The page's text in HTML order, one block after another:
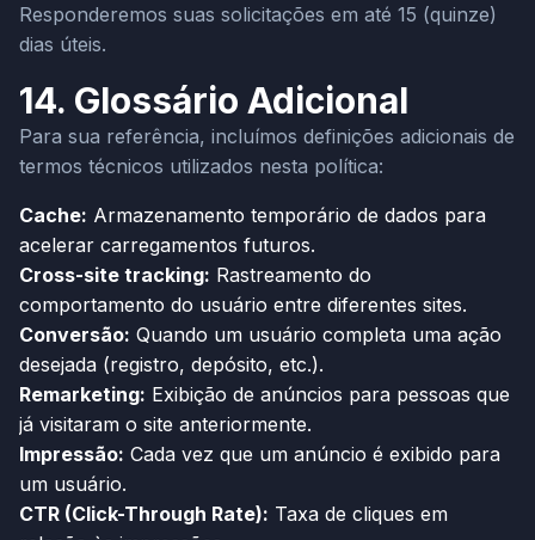
Responderemos suas solicitações em até 15 (quinze)
dias úteis.
14. Glossário Adicional
Para sua referência, incluímos definições adicionais de
termos técnicos utilizados nesta política:
Cache: Armazenamento temporário de dados para
acelerar carregamentos futuros.
Cross-site tracking: Rastreamento do
comportamento do usuário entre diferentes sites.
Conversão: Quando um usuário completa uma ação
desejada (registro, depósito, etc.).
Remarketing: Exibição de anúncios para pessoas que
já visitaram o site anteriormente.
Impressão: Cada vez que um anúncio é exibido para
um usuário.
CTR (Click-Through Rate): Taxa de cliques em